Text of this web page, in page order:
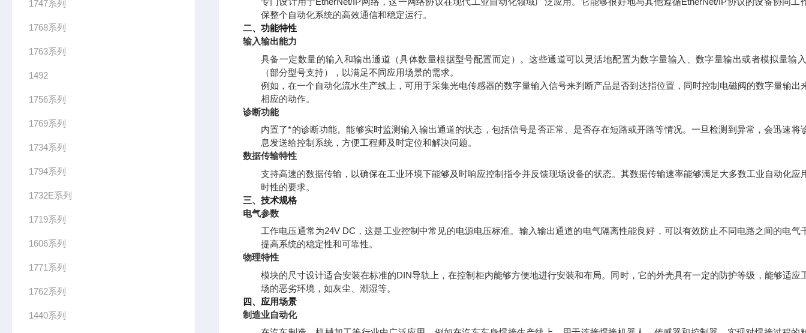
1747系列
1768系列
1763系列
1492
1756系列
1769系列
1734系列
1794系列
1732E系列
1719系列
1606系列
1771系列
1762系列
1440系列
保整个自动化系统的高效通信和稳定运行。
二、功能特性
输入输出能力
具备一定数量的输入和输出通道（具体数量根据型号配置而定）。这些通道可以灵活地配置为数字量输入、数字量输出或者模拟量输
（部分型号支持），以满足不同应用场景的需求。
例如，在一个自动化流水生产线上，可用于采集光电传感器的数字量输入信号来判断产品是否到达指位置，同时控制电磁阀的数字量输出
相应的动作。
诊断功能
内置了*的诊断功能。能够实时监测输入输出通道的状态，包括信号是否正常、是否存在短路或开路等情况。一旦检测到异常，会迅速将
息发送给控制系统，方便工程师及时定位和解决问题。
数据传输特性
支持高速的数据传输，以确保在工业环境下能够及时响应控制指令并反馈现场设备的状态。其数据传输速率能够满足大多数工业自动化应
时性的要求。
三、技术规格
电气参数
工作电压通常为24V DC，这是工业控制中常见的电源电压标准。输入输出通道的电气隔离性能良好，可以有效防止不同电路之间的电气
提高系统的稳定性和可靠性。
物理特性
模块的尺寸设计适合安装在标准的DIN导轨上，在控制柜内能够方便地进行安装和布局。同时，它的外壳具有一定的防护等级，能够适应
场的恶劣环境，如灰尘、潮湿等。
四、应用场景
制造业自动化